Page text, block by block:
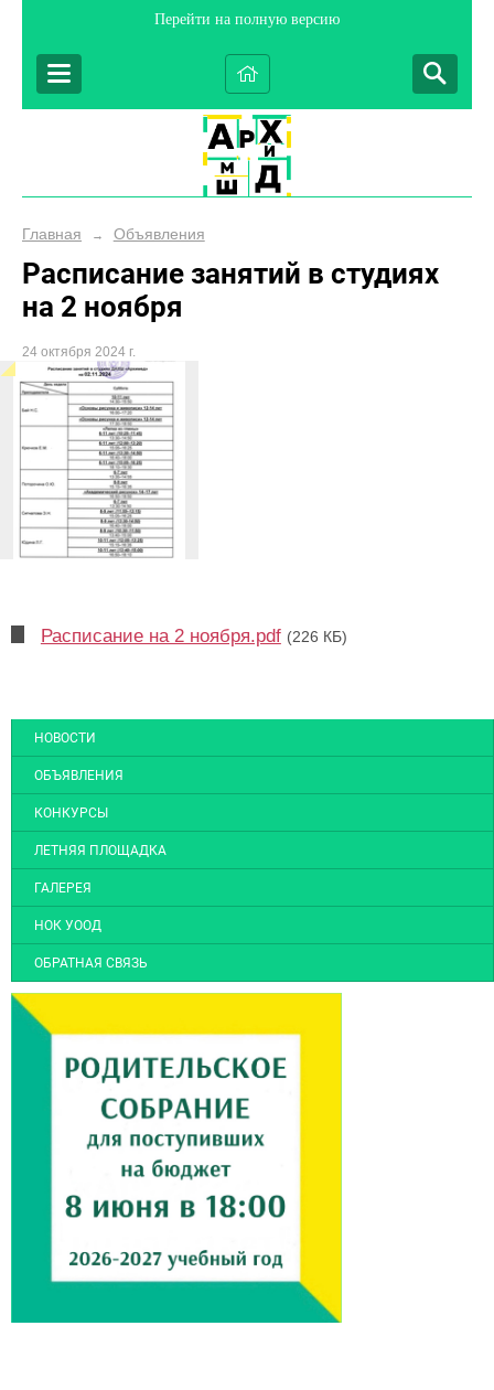
Перейти на полную версию
Главная → Объявления
Расписание занятий в студиях
на 2 ноября
24 октября 2024 г.
Расписание на 2 ноября.pdf (226 КБ)
НОВОСТИ
ОБЪЯВЛЕНИЯ
КОНКУРСЫ
ЛЕТНЯЯ ПЛОЩАДКА
ГАЛЕРЕЯ
НОК УООД
ОБРАТНАЯ СВЯЗЬ